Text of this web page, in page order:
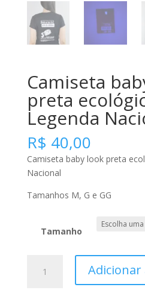
Camiseta
preta
Legenda
R$ 40,00
Camiseta baby look preta
Nacional
Tamanhos M, G e GG
Tamanho